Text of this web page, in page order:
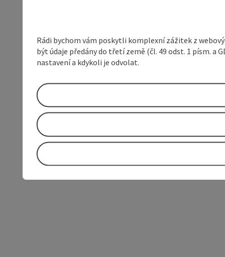
Rádi bychom vám poskytli komplexní zážitek z
být údaje předány do třetí země (čl. 49 odst. 1 písm.
nastavení a kdykoli je odvolat.